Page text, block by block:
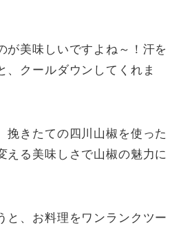
が美味しいですよね～！汗を
、クールダウンしてくれま
挽きたての四川山椒を使った
える美味しさで山椒の魅力に
と、お料理をワンランクツー